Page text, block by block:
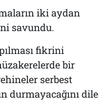
iki aydan
savundu.
fikrini
bir
serbest
durmayacağını dile